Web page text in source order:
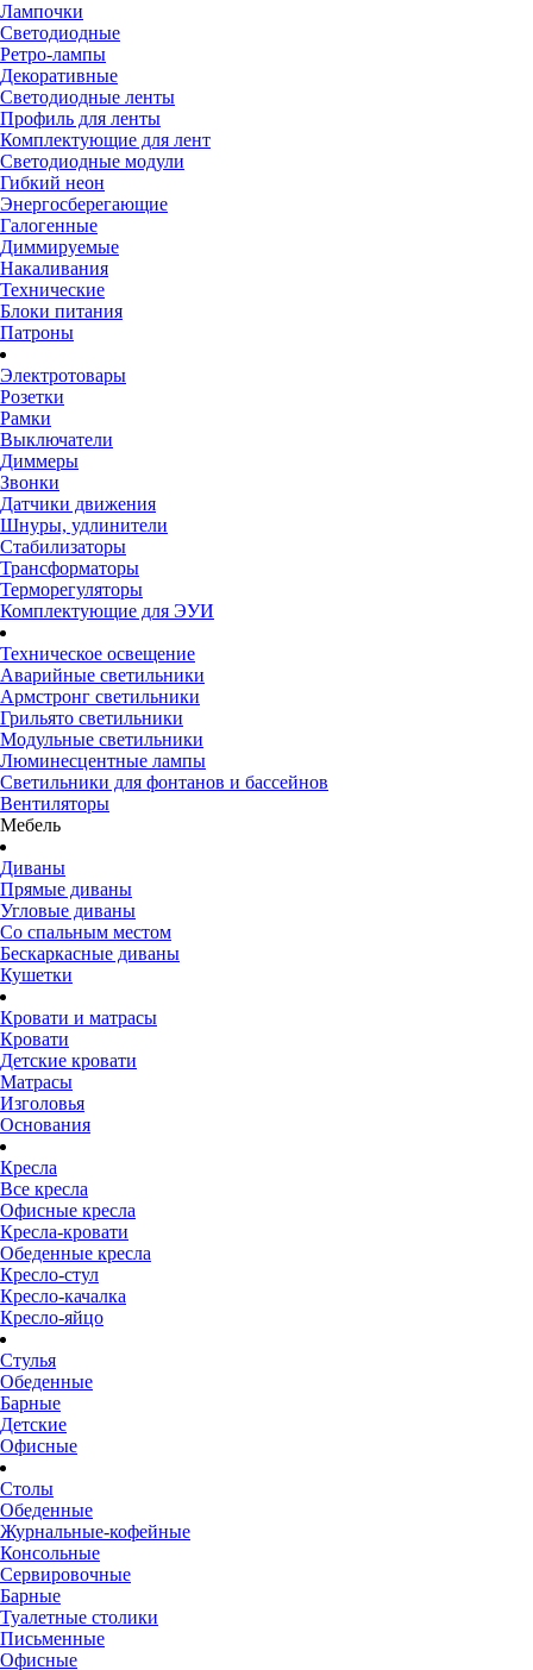
Лампочки
Светодиодные
Ретро-лампы
Декоративные
Светодиодные ленты
Профиль для ленты
Комплектующие для лент
Светодиодные модули
Гибкий неон
Энергосберегающие
Галогенные
Диммируемые
Накаливания
Технические
Блоки питания
Патроны
Электротовары
Розетки
Рамки
Выключатели
Диммеры
Звонки
Датчики движения
Шнуры, удлинители
Стабилизаторы
Трансформаторы
Терморегуляторы
Комплектующие для ЭУИ
Техническое освещение
Аварийные светильники
Армстронг светильники
Грильято светильники
Модульные светильники
Люминесцентные лампы
Светильники для фонтанов и бассейнов
Вентиляторы
Мебель
Диваны
Прямые диваны
Угловые диваны
Со спальным местом
Бескаркасные диваны
Кушетки
Кровати и матрасы
Кровати
Детские кровати
Матрасы
Изголовья
Основания
Кресла
Все кресла
Офисные кресла
Кресла-кровати
Обеденные кресла
Кресло-стул
Кресло-качалка
Кресло-яйцо
Стулья
Обеденные
Барные
Детские
Офисные
Столы
Обеденные
Журнальные-кофейные
Консольные
Сервировочные
Барные
Туалетные столики
Письменные
Офисные